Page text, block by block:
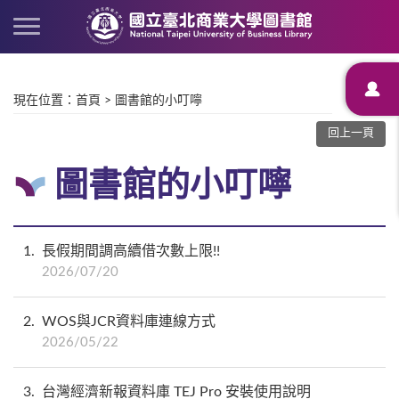
現在位置 ： 首頁 > 圖書館的小叮嚀
回上一頁
圖書館的小叮嚀
1 長假期間調高續借次數上限!!
2026/07/20
2 WOS與JCR資料庫連線方式
2026/05/22
3 台灣經濟新報資料庫 TEJ Pro 安裝使用說明